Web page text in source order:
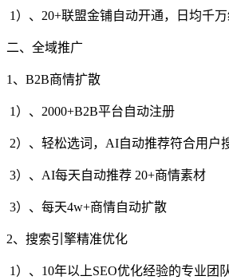
1）、20+联盟金铺自动开通，日均千万
二、全域推广
1、B2B商情扩散
1）、2000+B2B平台自动注册
2）、轻松选词，AI自动推荐符合用户
3）、AI每天自动推荐 20+商情素材
3）、每天4w+商情自动扩散
2、搜索引擎精准优化
1）、10年以上SEO优化经验的专业团